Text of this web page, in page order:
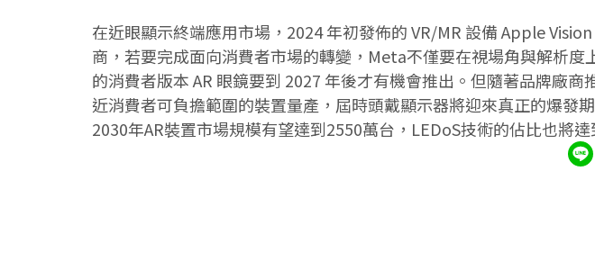
在近眼顯示終端應用市場，2024 年初發佈的 VR/MR 設備 Apple
商，若要完成面向消費者市場的轉變，Meta不僅要在視場角與解析
的消費者版本 AR 眼鏡要到 2027 年後才有機會推出。但隨著品牌廠
近消費者可負擔範圍的裝置量產，屆時頭戴顯示器將迎來真正的爆發
2030年AR裝置市場規模有望達到2550萬台，LEDoS技術的佔比也將